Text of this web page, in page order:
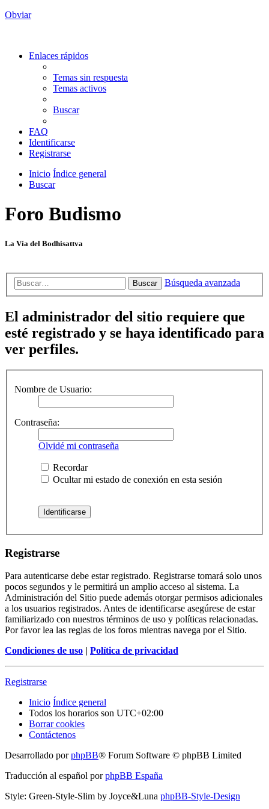
Obviar
Enlaces rápidos
Temas sin respuesta
Temas activos
Buscar
FAQ
Identificarse
Registrarse
Inicio Índice general
Buscar
Foro Budismo
La Vía del Bodhisattva
Buscar Búsqueda avanzada
El administrador del sitio requiere que
esté registrado y se haya identificado para
ver perfiles.
Nombre de Usuario:
Contraseña:
Olvidé mi contraseña
Recordar
Ocultar mi estado de conexión en esta sesión
Registrarse
Para autenticarse debe estar registrado. Registrarse tomará solo unos
pocos segundos y le permitirá un amplio acceso al sistema. La
Administración del Sitio puede además otorgar permisos adicionales
a los usuarios registrados. Antes de identificarse asegúrese de estar
familiarizado con nuestros términos de uso y políticas relacionadas.
Por favor lea las reglas de los foros mientras navega por el Sitio.
Condiciones de uso | Política de privacidad
Registrarse
Inicio Índice general
Todos los horarios son UTC+02:00
Borrar cookies
Contáctenos
Desarrollado porphpBB® Forum Software © phpBB Limited
Traducción al español porphpBB España
Style: Green-Style-Slim by Joyce&Luna phpBB-Style-Design